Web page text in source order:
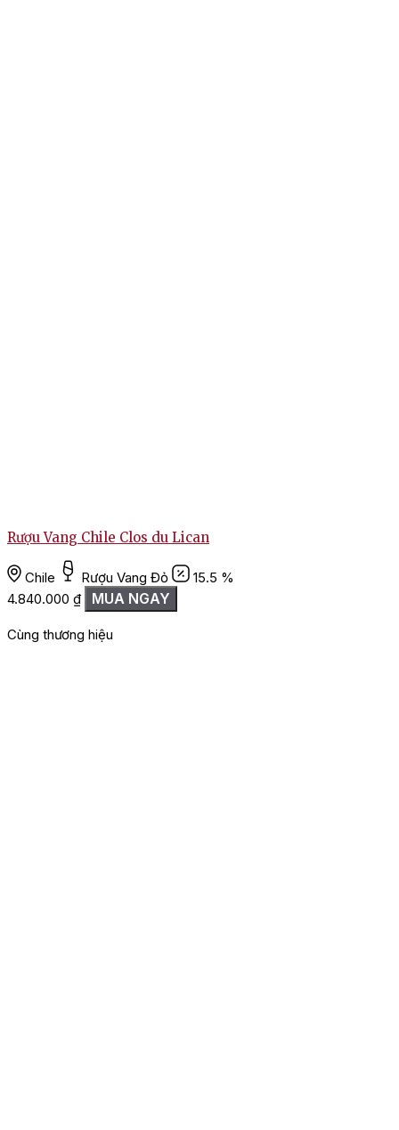
Rượu Vang Chile Clos du Lican
Chile Rượu Vang Đỏ
15.5 %
4.840.000 ₫ MUA NGAY
Cùng thương hiệu